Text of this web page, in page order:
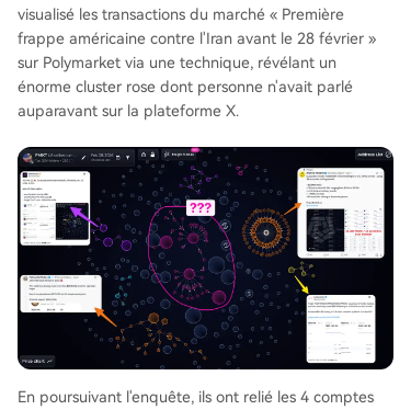
visualisé les transactions du marché « Première
frappe américaine contre l'Iran avant le 28 février »
sur Polymarket via une technique, révélant un
énorme cluster rose dont personne n'avait parlé
auparavant sur la plateforme X.
En poursuivant l'enquête, ils ont relié les 4 comptes